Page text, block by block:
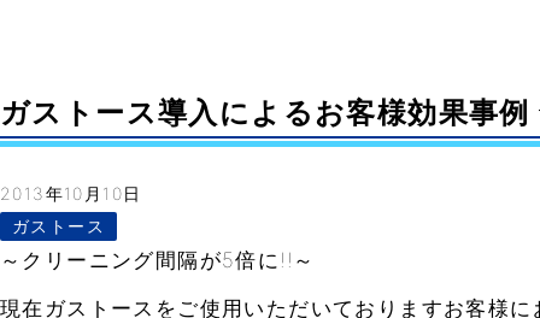
ガストース導入によるお客様効果事
2013年10月10日
ガストース
～クリーニング間隔が5倍に!!～
現在ガストースをご使用いただいておりますお客様に